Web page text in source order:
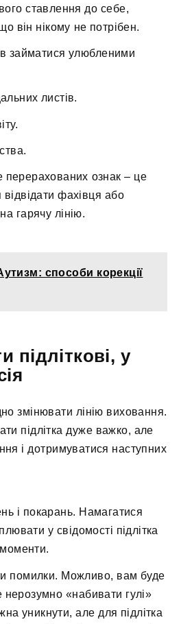
ставлення до себе,
він нікому не потрібен.
займатися улюбленими
листів.
перерахованих ознак – це
фахівця або
гарячу лінію.
способи корекції
підліткові, у
змінювати лінію виховання.
підлітка дуже важко, але
і дотримуватися наступних
і покарань. Намагатися
у свідомості підлітка
моменти.
помилки. Можливо, вам буде
«набивати гулі»
уникнути, але для підлітка